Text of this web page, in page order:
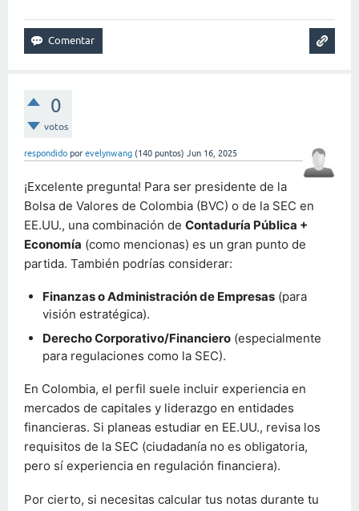
0
votos
respondido por evelynwang (140 puntos) Jun 16, 2025
¡Excelente pregunta! Para ser presidente de la
Bolsa de Valores de Colombia (BVC) o de la SEC en
EE.UU., una combinación de Contaduría Pública +
Economía (como mencionas) es un gran punto de
partida. También podrías considerar:
Finanzas o Administración de Empresas(para
visión estratégica).
Derecho Corporativo/Financiero(especialmente
para regulaciones como la SEC).
En Colombia, el perfil suele incluir experiencia en
mercados de capitales y liderazgo en entidades
financieras. Si planeas estudiar en EE.UU., revisa los
requisitos de la SEC (ciudadanía no es obligatoria,
pero sí experiencia en regulación financiera).
Por cierto, si necesitas calcular tus notas durante tu